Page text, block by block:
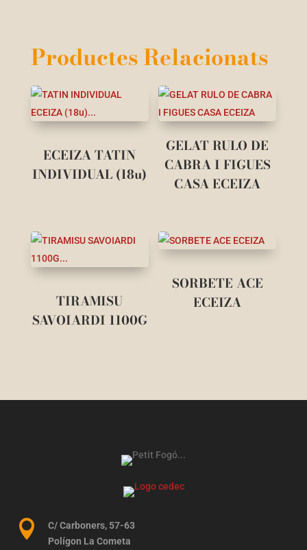
Productes Relacionats
ECEIZA TATIN
INDIVIDUAL (18u)
GELAT RULO DE
CABRA I FIGUES
CASA ECEIZA
TIRAMISU
SAVOIARDI 1100G
SORBETE ACE
ECEIZA

C/ Carboners, 57-63
Polígon La Cometa